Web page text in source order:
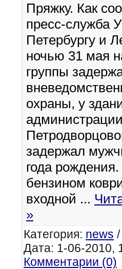
Пряжку. Как
пресс-служба
Петербургу и
ночью 31 мая
группы
охраны, у
задержал
года
бензином
входной ...
»
Категория: news
Дата: 1-06-2010,
Комментарии (0)